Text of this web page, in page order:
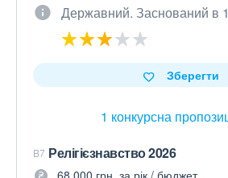
Державний. Заснований в
1 конкурсна
Зберегти
B7 Релігієзнавство 2026
68 000 грн. за рік / бюджет